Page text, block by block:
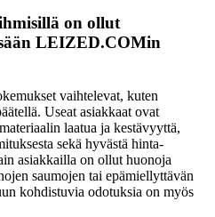
on ollut
LEIZED.COMin
vaihtelevat, kuten
Useat asiakkaat ovat
laatua ja kestävyyttä,
sekä hyvästä hinta-
asiakkailla on ollut huonoja
saumojen tai epämiellyttävän
kohdistuvia odotuksia on myös